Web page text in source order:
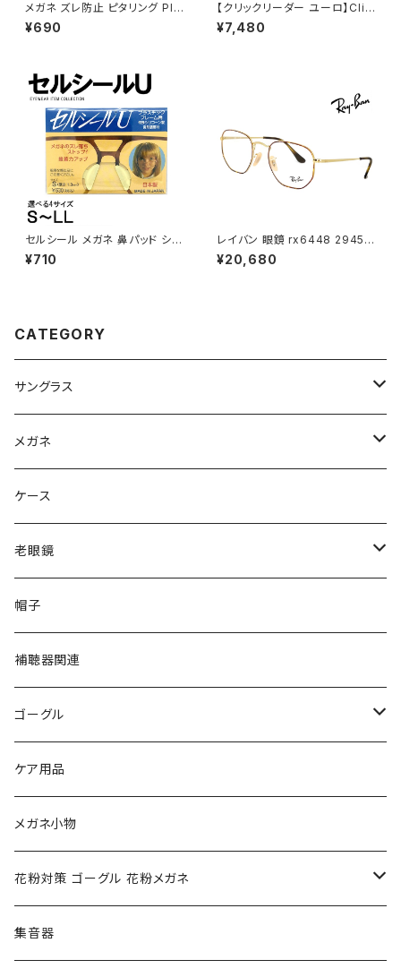
メガネ ズレ防止 ピタリング PIT
ARING 眼鏡 ずり落ち防止
¥690
【クリックリーダー ユーロ】Clic
Readers Euro 老眼鏡 リーデ
ィンググラス シニアグラス 既製
¥7,480
セルシール メガネ 鼻パッド シリ
コン 眼鏡 ずり 落ち 防止 メガネ
ズレ防止
¥710
レイバン 眼鏡 rx6448 2945 5
1mm メガネ Ray-Ban 多角形
型 ヘキサゴン フレーム rb644
¥20,680
CATEGORY
サングラス
Ray-Ban レイバン
gucci グッチ
VivienneWestwood ヴィヴィアン
PAGE BOY ページボーイ
フルラ FURLA
トムフォード TOM FORD
NIKE ナイキ
クロエ chloe
ポリス POLICE
adidas アディダス
メガネ
Ray-Ban レイバン
gucci グッチ
VivienneWestwood ヴィヴィアン
FURLA フルラ
トムフォード TOM FORD
Oakley オークリー
renoma レノマ
RODEN STOCK ローデンストック
アーバンリサーチ URBAN RESEARCH
ケース
老眼鏡
エッシェンバッハ Eschenbach
PORSCHE DESIGN ポルシェデザイン
ルーペ
帽子
補聴器関連
ゴーグル
アックス AXE
花粉対策ゴーグル
度つき対応ゴーグル
コンバース CONVERSE
ケア用品
メガネ小物
花粉対策 ゴーグル 花粉メガネ
S-size
集音器